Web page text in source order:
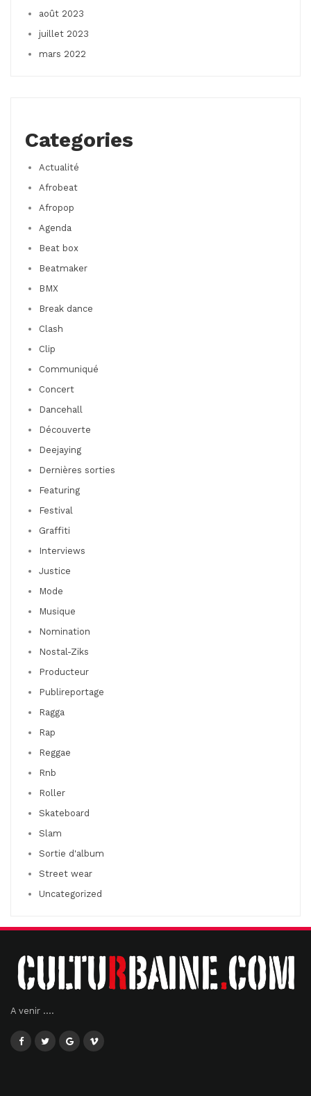
août 2023
juillet 2023
mars 2022
Categories
Actualité
Afrobeat
Afropop
Agenda
Beat box
Beatmaker
BMX
Break dance
Clash
Clip
Communiqué
Concert
Dancehall
Découverte
Deejaying
Dernières sorties
Featuring
Festival
Graffiti
Interviews
Justice
Mode
Musique
Nomination
Nostal-Ziks
Producteur
Publireportage
Ragga
Rap
Reggae
Rnb
Roller
Skateboard
Slam
Sortie d'album
Street wear
Uncategorized
A venir ....